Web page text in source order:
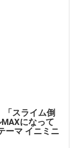
「スライム倒
になって
ーマ イニミニ